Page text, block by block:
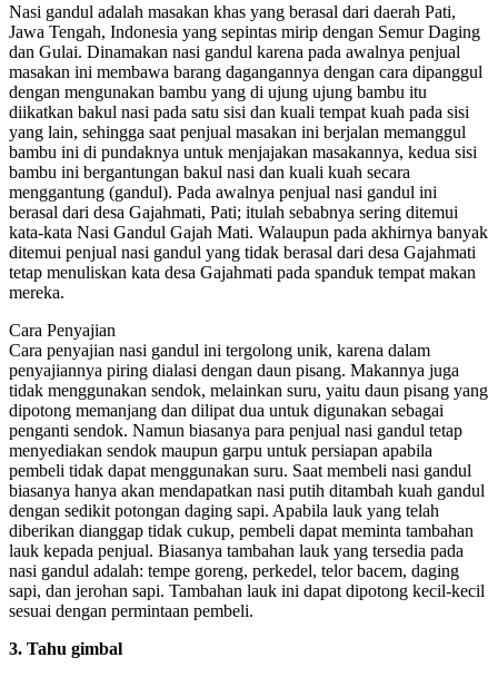
Nasi gandul adalah masakan khas yang berasal dari daerah Pati,
Jawa Tengah, Indonesia yang sepintas mirip dengan Semur Daging
dan Gulai. Dinamakan nasi gandul karena pada awalnya penjual
masakan ini membawa barang dagangannya dengan cara dipanggul
dengan mengunakan bambu yang di ujung ujung bambu itu
diikatkan bakul nasi pada satu sisi dan kuali tempat kuah pada sisi
yang lain, sehingga saat penjual masakan ini berjalan memanggul
bambu ini di pundaknya untuk menjajakan masakannya, kedua sisi
bambu ini bergantungan bakul nasi dan kuali kuah secara
menggantung (gandul). Pada awalnya penjual nasi gandul ini
berasal dari desa Gajahmati, Pati; itulah sebabnya sering ditemui
kata-kata Nasi Gandul Gajah Mati. Walaupun pada akhirnya banyak
ditemui penjual nasi gandul yang tidak berasal dari desa Gajahmati
tetap menuliskan kata desa Gajahmati pada spanduk tempat makan
mereka.
Cara Penyajian
Cara penyajian nasi gandul ini tergolong unik, karena dalam
penyajiannya piring dialasi dengan daun pisang. Makannya juga
tidak menggunakan sendok, melainkan suru, yaitu daun pisang yang
dipotong memanjang dan dilipat dua untuk digunakan sebagai
penganti sendok. Namun biasanya para penjual nasi gandul tetap
menyediakan sendok maupun garpu untuk persiapan apabila
pembeli tidak dapat menggunakan suru. Saat membeli nasi gandul
biasanya hanya akan mendapatkan nasi putih ditambah kuah gandul
dengan sedikit potongan daging sapi. Apabila lauk yang telah
diberikan dianggap tidak cukup, pembeli dapat meminta tambahan
lauk kepada penjual. Biasanya tambahan lauk yang tersedia pada
nasi gandul adalah: tempe goreng, perkedel, telor bacem, daging
sapi, dan jerohan sapi. Tambahan lauk ini dapat dipotong kecil-kecil
sesuai dengan permintaan pembeli.
3. Tahu gimbal